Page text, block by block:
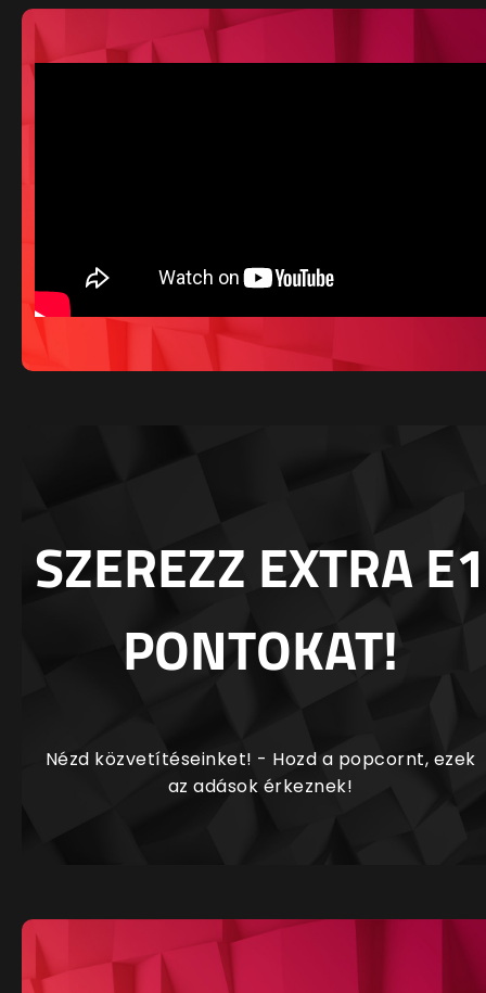
SZEREZZ EXTRA E1
PONTOKAT!
Nézd közvetítéseinket! - Hozd a popcornt, ezek
az adások érkeznek!